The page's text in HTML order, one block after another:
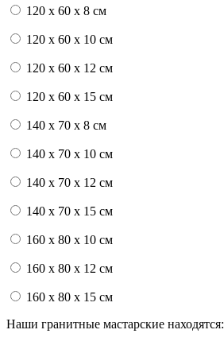
120 x 60 x 8 см
120 x 60 x 10 см
120 x 60 x 12 см
120 x 60 x 15 см
140 x 70 x 8 см
140 x 70 x 10 см
140 x 70 x 12 см
140 x 70 x 15 см
160 x 80 x 10 см
160 x 80 x 12 см
160 x 80 x 15 см
Наши гранитные мастарские находятся: